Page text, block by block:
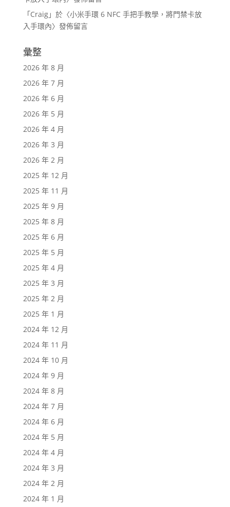
「Craig」於〈小米手環 6 NFC 手把手教學，將門禁卡放
入手環內〉發佈留言
彙整
2026 年 8 月
2026 年 7 月
2026 年 6 月
2026 年 5 月
2026 年 4 月
2026 年 3 月
2026 年 2 月
2025 年 12 月
2025 年 11 月
2025 年 9 月
2025 年 8 月
2025 年 6 月
2025 年 5 月
2025 年 4 月
2025 年 3 月
2025 年 2 月
2025 年 1 月
2024 年 12 月
2024 年 11 月
2024 年 10 月
2024 年 9 月
2024 年 8 月
2024 年 7 月
2024 年 6 月
2024 年 5 月
2024 年 4 月
2024 年 3 月
2024 年 2 月
2024 年 1 月